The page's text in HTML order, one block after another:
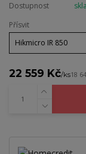
Dostupnost
Přísvit
22 559 Kč/ks18